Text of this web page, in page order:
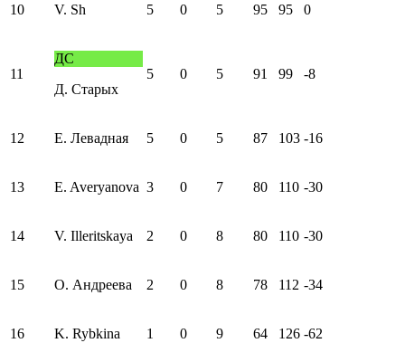
10 V. Sh 5 0 5 95 95 0
11
ДС
Д. Старых
5 0 5 91 99 -8
12 Е. Левадная 5 0 5 87 103 -16
13 E. Averyanova 3 0 7 80 110 -30
14 V. Illeritskaya 2 0 8 80 110 -30
15 О. Андреева 2 0 8 78 112 -34
16 K. Rybkina 1 0 9 64 126 -62